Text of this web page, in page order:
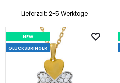
Lieferzeit: 2-5 Werktage
NEW
GLÜCKSBRINGER